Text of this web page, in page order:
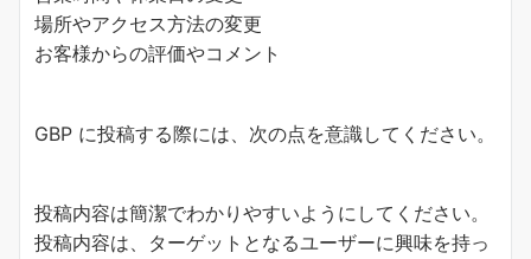
場所やアクセス方法の変更
お客様からの評価やコメント
GBP に投稿する際には、次の点を意識してください。
投稿内容は簡潔でわかりやすいようにしてください。
投稿内容は、ターゲットとなるユーザーに興味を持っ